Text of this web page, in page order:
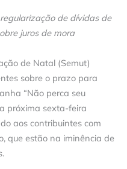
de dívidas de
juros de mora
de Natal (Semut)
sobre o prazo para
“Não perca seu
próxima sexta-feira
aos contribuintes com
que estão na iminência de